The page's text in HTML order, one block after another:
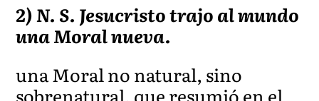
2) N. S. Jesucristo trajo al mundo
una Moral nueva.
una Moral no natural, sino
sobrenatural, que resumió en el